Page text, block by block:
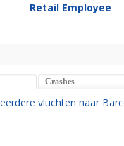
Retail Employee
Crashes
vluchten naar